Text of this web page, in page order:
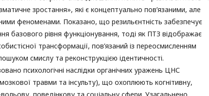
зростання», які є концептуально пов’язаними, але
феноменами. Показано, що резильєнтність забезпечує
базового рівня функціонування, тоді як ПТЗ відображає
трансформації, пов’язаний із переосмисленням
смислу та реконструкцією ідентичності.
психологічні наслідки органічних уражень ЦНС
травми та інсульту), що охоплюють когнітивну,